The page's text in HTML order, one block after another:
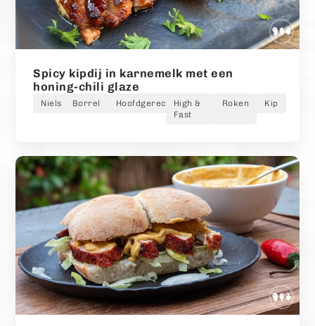
Spicy kipdij in karnemelk met een
honing-chili glaze
Niels Borrel HoofdgerechtHigh &
Fast
Roken Kip